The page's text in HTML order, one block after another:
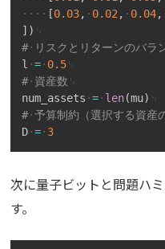
[0.03, 0.02, 0.04,
] )
#
リスクとリターンのバラ
l = 0.5
# 資産数
num_assets = len(mu)
# 予算制約（選択する資産
D = 3
次に量子ビットと問題ハ
す。